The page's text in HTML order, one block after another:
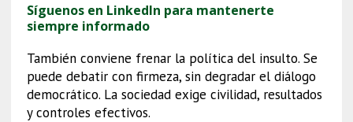
Síguenos en LinkedIn para mantenerte
siempre informado
También conviene frenar la política del insulto. Se
puede debatir con firmeza, sin degradar el diálogo
democrático. La sociedad exige civilidad, resultados
y controles efectivos.